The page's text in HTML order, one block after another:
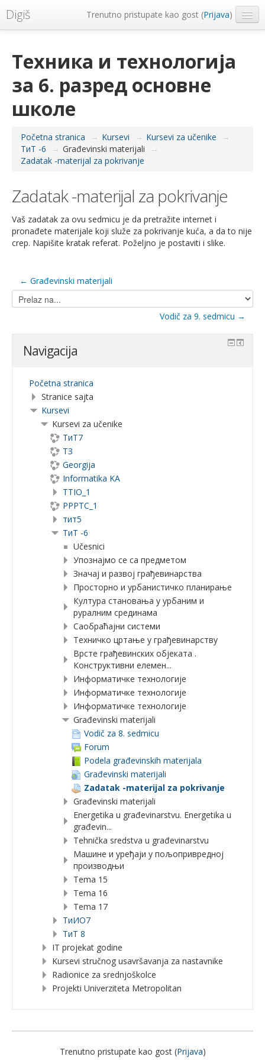
Digiš Trenutno pristupate kao gost (Prijava)
Srpski ‎(sr_lt)‎
Техника и технологија
за 6. разред основне
школе
Početna stranica → Kursevi → Kursevi za učenike
→
ТиТ -6
→ Građevinski materijali
→
Zadatak -materijal za pokrivanje
Zadatak -materijal za pokrivanje
Vaš zadatak za ovu sedmicu je da pretražite internet i
pronađete materijale koji služe za pokrivanje kuća, a da to nije
crep. Napišite kratak referat. Poželjno je postaviti i slike.
← Građevinski materijali
Prelaz
na...
Vodič za 9. sedmicu →
Navigacija
Početna stranica
Stranice sajta
Kursevi
Kursevi za učenike
ТиТ7
ТЗ
Georgija
Informatika KA
TTIO_1
PPPTC_1
тит5
ТиТ -6
Učesnici
Упознајмо се са предметом
Значај и развој грађевинарства
Просторно и урбанистичко планирање
Култура становања у урбаним и
руралним срединама
Саобраћајни системи
Техничко цртање у грађевинарству
Врсте грађевинских објеката .
Конструктивни елемен...
Информатичке технологије
Информатичке технологије
Информатичке технологије
Građevinski materijali
Vodič za 8. sedmicu
Forum
Podela građevinskih materijala
Građevinski materijali
Zadatak -materijal za pokrivanje
Građevinski materijali
Energetika u građevinarstvu. Energetika u
građevin...
Tehnička sredstva u građevinarstvu
Машине и уређаји у пољопривредној
производњи
Tema 15
Tema 16
Tema 17
TиИО7
ТиТ 8
IT projekat godine
Kursevi stručnog usavršavanja za nastavnike
Radionice za srednjoškolce
Projekti Univerziteta Metropolitan
Trenutno pristupate kao gost (Prijava)